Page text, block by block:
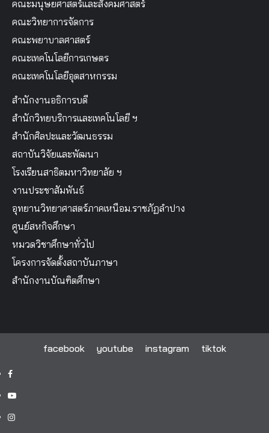
คณะมนุษยศาสตร์และสังคมศาสตร์
คณะวิทยาการจัดการ
คณะพยาบาลศาสตร์
คณะเทคโนโลยีการเกษตร
คณะเทคโนโลยีอุตสาหกรรม
สำนักงานอธิการบดี
สำนักวิทยบริการและเทคโนโลยี ฯ
สำนักศิลปะและวัฒนธรรม
สถาบันวิจัยและพัฒนา
โรงเรียนสาธิตมหาวิทยาลัย ฯ
งานประชาสัมพันธ์
อุทยานวิทยาศาสตร์ภาคเหนือม.ราชภัฏลำปาง
ศูนย์สหกิจศึกษา
หมวดวิชาศึกษาทั่วไป
โครงการจัดตั้งสถาบันภาษา
สำนักงานบัณฑิตศึกษา
facebook youtube instagram tiktok
facebook
youtube
instagram